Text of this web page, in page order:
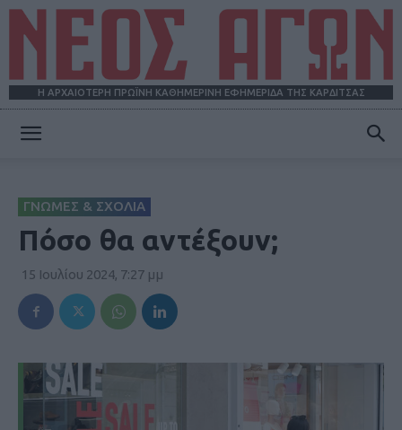
Η ΑΡΧΑΙΟΤΕΡΗ ΠΡΩΪΝΗ ΚΑΘΗΜΕΡΙΝΗ ΕΦΗΜΕΡΙΔΑ ΤΗΣ ΚΑΡΔΙΤΣΑΣ
ΓΝΩΜΕΣ & ΣΧΟΛΙΑ
Πόσο θα αντέξουν;
15 Ιουλίου 2024, 7:27 μμ